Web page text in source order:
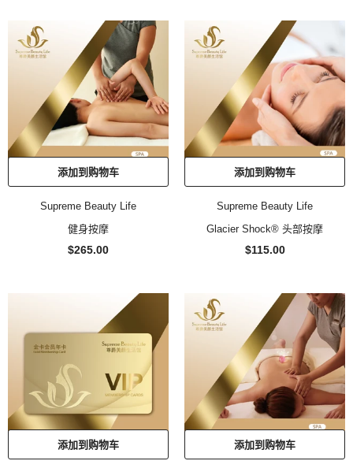
添加到购物车
Supreme Beauty Life
健身按摩
$265.00
添加到购物车
Supreme Beauty Life
Glacier Shock® 头部按摩
$115.00
添加到购物车 添加到购物车